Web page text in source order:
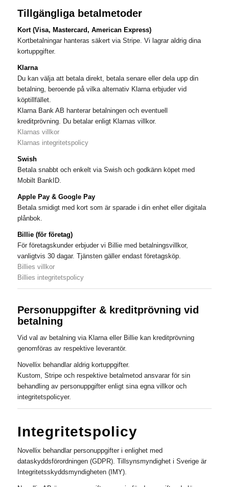
Tillgängliga betalmetoder
Kort (Visa, Mastercard, American Express)
Kortbetalningar hanteras säkert via Stripe. Vi lagrar aldrig dina
kortuppgifter.
Klarna
Du kan välja att betala direkt, betala senare eller dela upp din
betalning, beroende på vilka alternativ Klarna erbjuder vid
köptillfället.
Klarna Bank AB hanterar betalningen och eventuell
kreditprövning. Du betalar enligt Klarnas villkor.
Klarnas villkor
Klarnas integritetspolicy
Swish
Betala snabbt och enkelt via Swish och godkänn köpet med
Mobilt BankID.
Apple Pay & Google Pay
Betala smidigt med kort som är sparade i din enhet eller digitala
plånbok.
Billie (för företag)
För företagskunder erbjuder vi Billie med betalningsvillkor,
vanligtvis 30 dagar. Tjänsten gäller endast företagsköp.
Billies villkor
Billies integritetspolicy
Personuppgifter & kreditprövning vid
betalning
Vid val av betalning via Klarna eller Billie kan kreditprövning
genomföras av respektive leverantör.
Novellix behandlar aldrig kortuppgifter.
Kustom, Stripe och respektive betalmetod ansvarar för sin
behandling av personuppgifter enligt sina egna villkor och
integritetspolicyer.
Integritetspolicy
Novellix behandlar personuppgifter i enlighet med
dataskyddsförordningen (GDPR). Tillsynsmyndighet i Sverige är
Integritetsskyddsmyndigheten (IMY).